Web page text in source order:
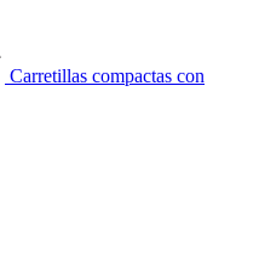
Carretillas compactas con